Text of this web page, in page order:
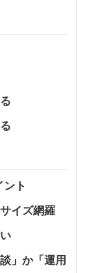
ント
イズ網羅
」か「運用